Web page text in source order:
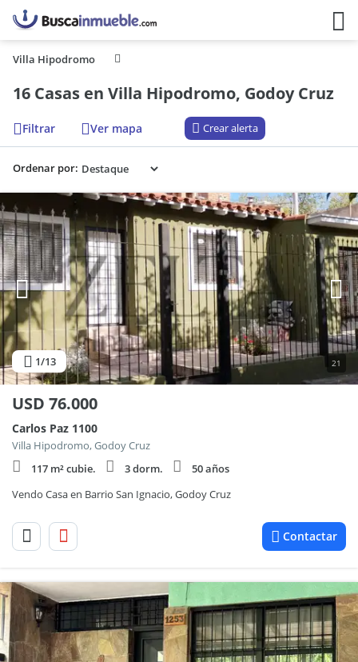
Villa Hipodromo
16 Casas en Villa Hipodromo, Godoy Cruz
Filtrar Ver mapa Crear alerta
Ordenar por:
1/13 21
USD 76.000
Carlos Paz 1100
Villa Hipodromo, Godoy Cruz
117 m² cubie.
3 dorm.
50 años
Vendo Casa en Barrio San Ignacio, Godoy Cruz
Contactar